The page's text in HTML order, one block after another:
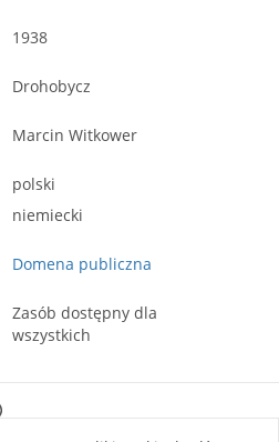
1938
Drohobycz
Marcin Witkower
polski
niemiecki
Domena publiczna
Zasób dostępny dla
wszystkich